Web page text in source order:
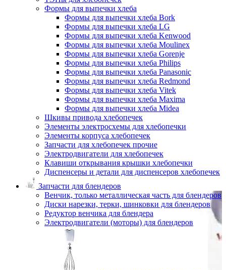
Формы для выпечки хлеба
Формы для выпечки хлеба Bork
Формы для выпечки хлеба LG
Формы для выпечки хлеба Kenwood
Формы для выпечки хлеба Moulinex
Формы для выпечки хлеба Gorenje
Формы для выпечки хлеба Philips
Формы для выпечки хлеба Panasonic
Формы для выпечки хлеба Redmond
Формы для выпечки хлеба Vitek
Формы для выпечки хлеба Maxima
Формы для выпечки хлеба Midea
Шкивы привода хлебопечек
Элементы электросхемы для хлебопечки
Элементы корпуса хлебопечек
Запчасти для хлебопечек прочие
Электродвигатели для хлебопечек
Клавиши открывания крышки хлебопечки
Диспенсеры и детали для диспенсеров хлебопечек
Запчасти для блендеров
Венчик, только металлическая часть для блендеров
Диски нарезки, терки, шинковки для блендеров
Редуктор венчика для блендера
Электродвигатели (моторы) для блендеров